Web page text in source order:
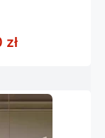
złZakres cen: